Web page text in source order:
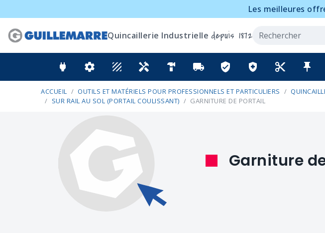
Les meilleures
Quincaillerie Industrielle depuis 1872
power settings texture handyman hardware local_shipping verified_user health_and_safety content_cut push_pin
ACCUEIL OUTILS ET MATÉRIELS POUR PROFESSIONNELS ET PARTICULIERS
SUR RAIL AU SOL (PORTAIL COULISSANT)
GARNITURE DE PORTAIL
Garniture